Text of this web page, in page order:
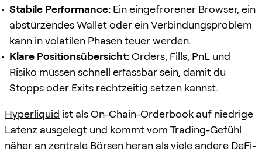
Stabile Performance: Ein eingefrorener Browser, ein
abstürzendes Wallet oder ein Verbindungsproblem
kann in volatilen Phasen teuer werden.
Klare Positionsübersicht:Orders, Fills, PnL und
Risiko müssen schnell erfassbar sein, damit du
Stopps oder Exits rechtzeitig setzen kannst.
Hyperliquid ist als On-Chain-Orderbook auf niedrige
Latenz ausgelegt und kommt vom Trading-Gefühl
näher an zentrale Börsen heran als viele andere DeFi-